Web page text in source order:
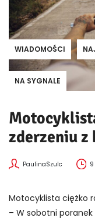
WIADOMOŚCI
NA SYGNALE
zderzeniu z
PaulinaSzulc
Motocyklista ciężko
– W sobotni poranek